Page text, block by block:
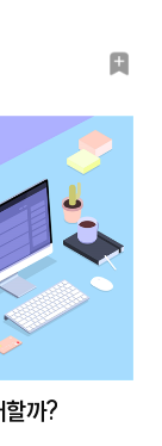
북
크
할까?